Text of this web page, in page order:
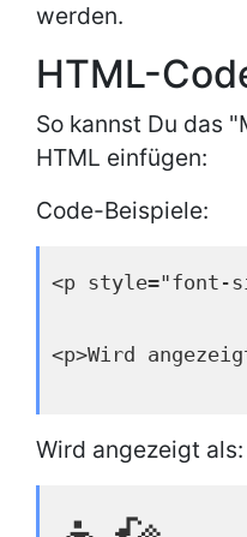
werden.
HTML-
So kannst Du das
HTML einfügen:
Code-Beispiele:
<p style="font-
<p>Wird
Wird angezeigt als: